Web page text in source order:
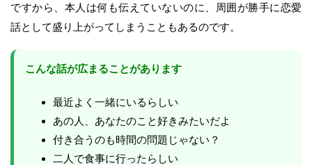
ですから、本人は何も伝えていないのに、周囲が勝手に恋愛
話として盛り上がってしまうこともあるのです。
こんな話が広まることがあります
最近よく一緒にいるらしい
あの人、あなたのこと好きみたいだよ
付き合うのも時間の問題じゃない？
二人で食事に行ったらしい